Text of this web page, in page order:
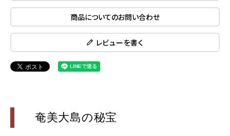
商品についてのお問い合わせ
レビューを書く
奄美大島の秘宝